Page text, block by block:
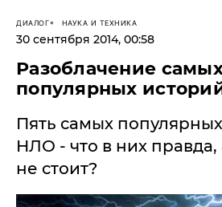
ДИАЛОГ НАУКА И ТЕХНИКА
30 сентября 2014, 00:58
Разоблачение
популярных
Пять самых
НЛО - что в них правда,
не стоит?